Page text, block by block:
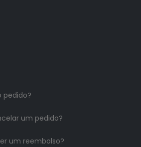
pedido?
um pedido?
um reembolso?